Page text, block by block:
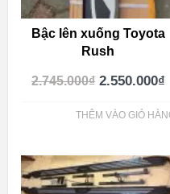
Bậc lên xuống Toyota
Rush
2.745.000₫ 2.550.000₫
THÊM VÀO GIỎ